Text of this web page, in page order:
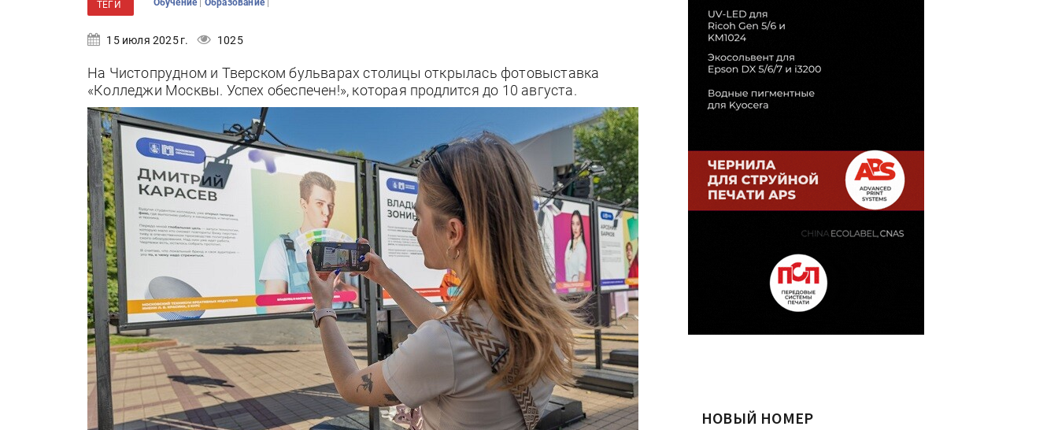
ТЕГИ Обучение Образование
15 июля 2025 г. 1025
На Чистопрудном и Тверском бульварах столицы открылась фотовыставка
«Колледжи Москвы. Успех обеспечен!», которая продлится до 10 августа.
НОВЫЙ НОМЕР